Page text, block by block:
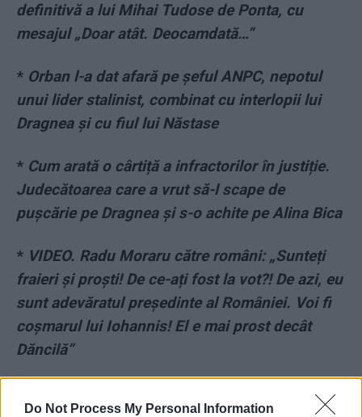
Do Not Process My Personal Information
definitivă a lui Mihai Tudose de Ponta, cu
mesajul „Doar atât. Deocamdată…”
* Orban l-a dat afară pe șeful ANPC, nepotul
unui lider stalinist, combinat cu interlopii lui
Dragnea și cu fiul lui Năstase
* Cum arată o cârtiță a infractorilor în justiție.
Judecătoarea care a vrut să-l scape de
pușcărie pe Dragnea și s-o achite pe Alina Bica
* VIDEO. Radu Moraru către români: „Sunteți
fraieri și proști! De ce-ați fost la vot?! De azi, eu
sunt adevăratul președinte al României. Voi fi
coșmarul lui Iohannis! El e mai prost decât
Dăncilă”
- Advertisement -